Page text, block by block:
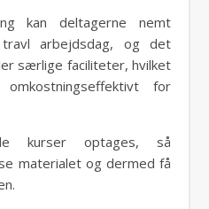
kan deltagerne nemt
arbejdsdag, og det
særlige faciliteter, hvilket
for
kurser optages, så
materialet og dermed få